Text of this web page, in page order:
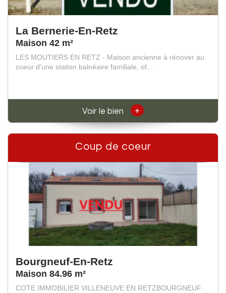
La Bernerie-En-Retz
Maison 42 m²
LES MOUTIERS EN RETZ - Maison ancienne à rénover au
coeur d'une station balnéaire familiale, of...
Voir le bien +
Coup de coeur
Bourgneuf-En-Retz
Maison 84.96 m²
COTE IMMOBILIER VILLENEUVE EN RETZBOURGNEUF